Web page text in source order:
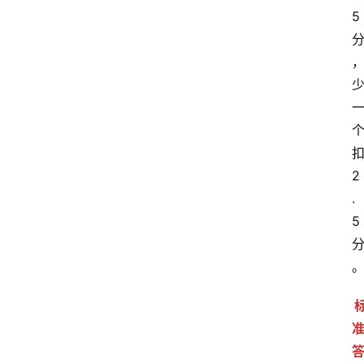
5
分
，
少
一
个
扣
2
.
5
分
。
准
答